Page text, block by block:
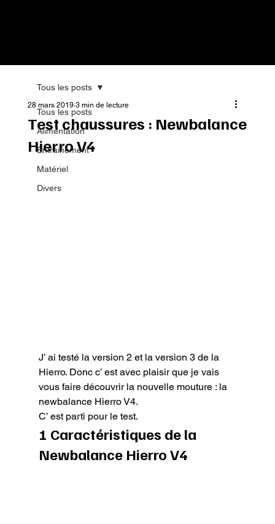
Tous les posts
Alimentation
Entrainement
Matériel
Divers
Tous les posts
Test chaussures : Newbalance
Hierro V4
28 mars 2019 3 min de lecture
J’ ai testé la version 2 et la version 3 de la
Hierro. Donc c’ est avec plaisir que je vais
vous faire découvrir la nouvelle mouture : la
newbalance Hierro V4.
C’ est parti pour le test.
1 Caractéristiques de la
Newbalance Hierro V4